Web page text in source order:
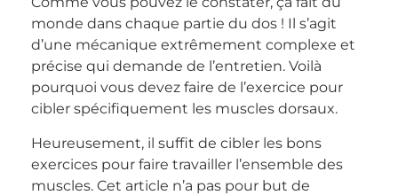
monde dans chaque partie du dos ! Il s’agit
d’une mécanique extrêmement complexe et
précise qui demande de l’entretien. Voilà
pourquoi vous devez faire de l’exercice pour
cibler spécifiquement les muscles dorsaux.
Heureusement, il suffit de cibler les bons
exercices pour faire travailler l’ensemble des
muscles. Cet article n’a pas pour but de